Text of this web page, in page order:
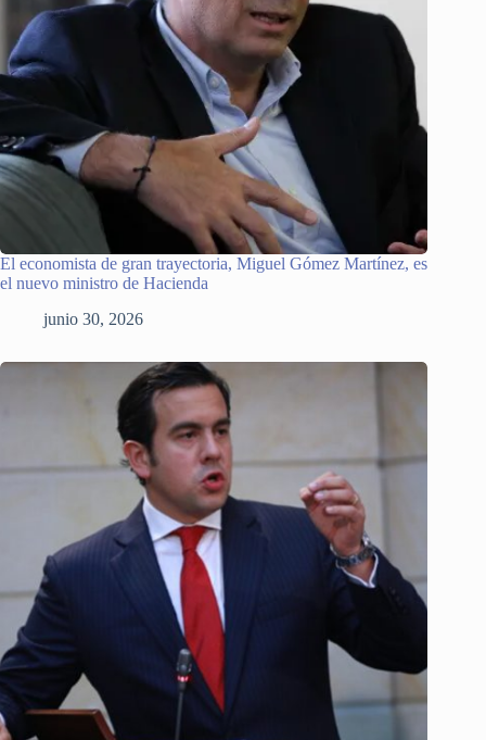
El economista de gran trayectoria, Miguel Gómez Martínez, es
el nuevo ministro de Hacienda
junio 30, 2026